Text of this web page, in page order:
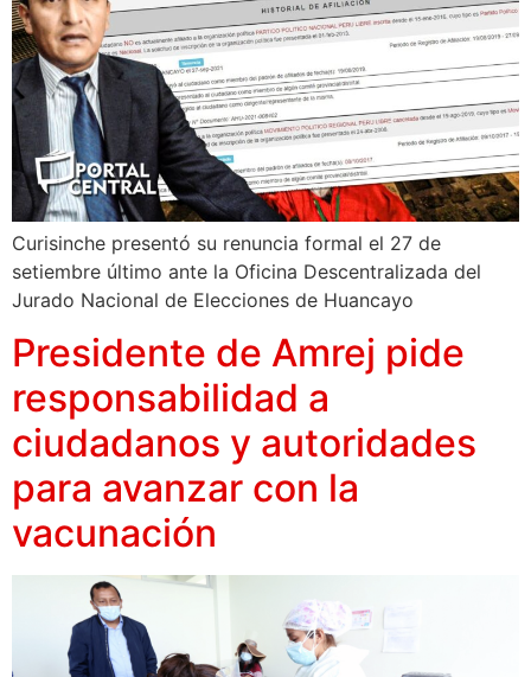
Curisinche presentó su renuncia formal el 27 de
setiembre último ante la Oficina Descentralizada del
Jurado Nacional de Elecciones de Huancayo
Presidente de Amrej pide
responsabilidad a
ciudadanos y autoridades
para avanzar con la
vacunación